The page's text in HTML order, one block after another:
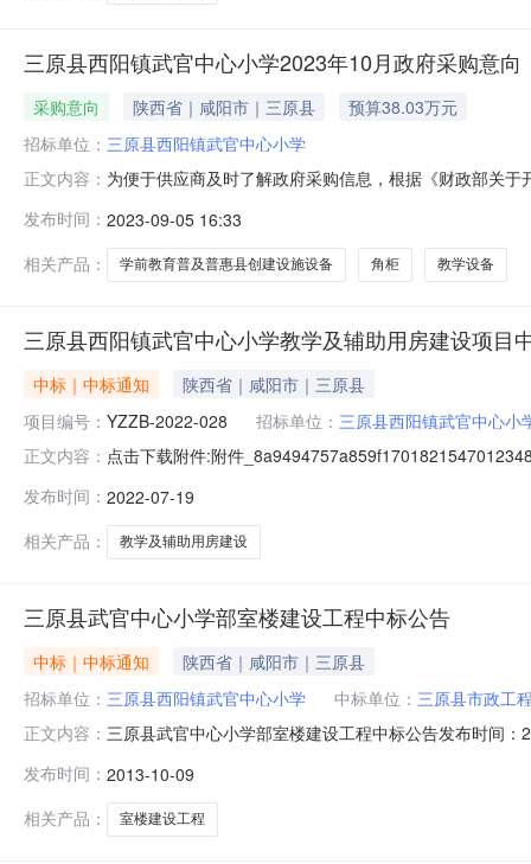
三原县西阳镇武官中心小学2023年10月政府采购意向
采购意向 陕西省｜咸阳市｜三原县
预算38.03万元
招标单位： 三原县西阳镇武官中心小学
正文内容： 为便于供应商及时了解政府采购信息，根据《财政部关
具、一体机、图书、户外大型玩具、音体室、美工室、
求。38.032023年1
发布时间： 2023-09-05 16:33
相关产品：
学前教育普及普惠县创建设施设备 角柜 教学设备
三原县西阳镇武官中心小学教学及辅助用房建设项目
中标｜中标通知
陕西省｜咸阳市｜三原县
项目编号： YZZB-2022-028 招标单位： 三原县西阳镇武官中心小
正文内容： 点击下载附件:附件
标人信息：标段（包）[001]三原县西阳镇武官中心小学
发布时间： 2022-07-19
相关产品：
教学及辅助用房建设
三原县武官中心小学部室楼建设工程中标公告
中标｜中标通知
陕西省｜咸阳市｜三原县
招标单位： 三原县西阳镇武官中心小学 中标单位： 三原县市政工
正文内容： 三原县武官中心小学部室楼建设工程中标公告发布时间
政工程公司第二名：陕西精华建筑工程有限公司第三名
开标时间：2013
发布时间： 2013-10-09
相关产品：
室楼建设工程